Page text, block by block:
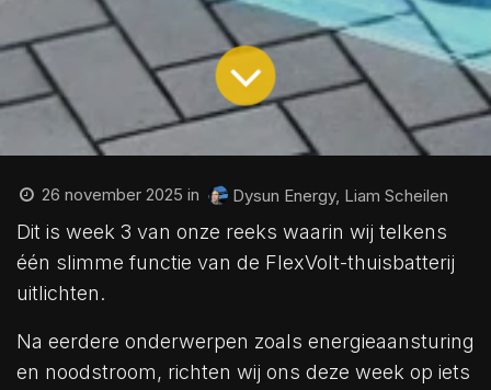
26 november 2025 in Dysun Energy, Liam Scheilen
Dit is week 3 van onze reeks waarin wij telkens
één slimme functie van de FlexVolt-thuisbatterij
uitlichten.
Na eerdere onderwerpen zoals energieaansturing
en noodstroom, richten wij ons deze week op iets